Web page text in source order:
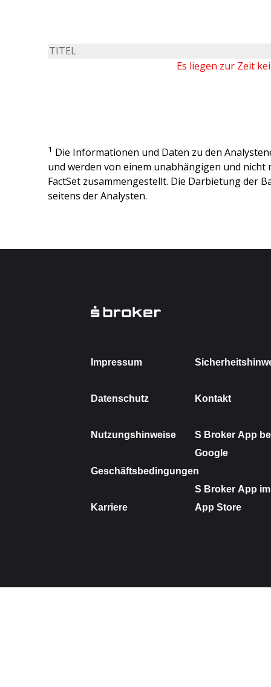
TITEL
Es liegen zur Zeit
1 Die Informationen und Daten zu den
und werden von einem unabhängigen und nicht
FactSet zusammengestellt. Die Darbietung der
seitens der Analysten.